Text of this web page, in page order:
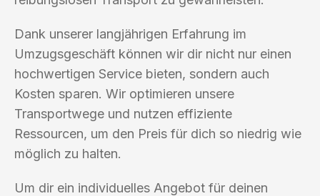
Dank unserer langjährigen Erfahrung im
Umzugsgeschäft können wir dir nicht nur einen
hochwertigen Service bieten, sondern auch
Kosten sparen. Wir optimieren unsere
Transportwege und nutzen effiziente
Ressourcen, um den Preis für dich so niedrig wie
möglich zu halten.
Um dir ein individuelles Angebot für deinen